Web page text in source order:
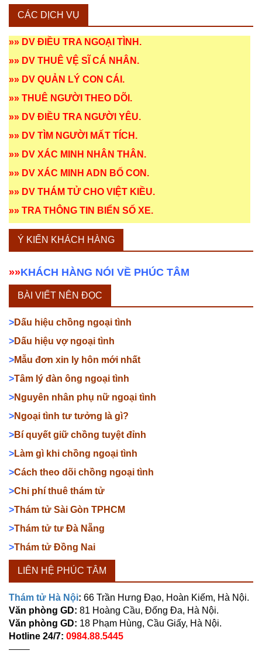
CÁC DỊCH VỤ
»» DV ĐIỀU TRA NGOẠI TÌNH .
»» DV THUÊ VỆ SĨ CÁ NHÂN .
»» DV QUẢN LÝ CON CÁI .
»» THUÊ NGƯỜI THEO DÕI .
»» DV ĐIỀU TRA NGƯỜI YÊU.
»» DV TÌM NGƯỜI MẤT TÍCH .
»» DV XÁC MINH NHÂN THÂN .
»» DV XÁC MINH ADN BỐ CON .
»» DV THÁM TỬ CHO VIỆT KIỀU.
»» TRA THÔNG TIN BIỂN SỐ XE.
Ý KIẾN KHÁCH HÀNG
»»KHÁCH HÀNG NÓI VỀ PHÚC TÂM
BÀI VIẾT NÊN ĐỌC
>Dấu hiệu chồng ngoại tình
>Dấu hiệu vợ ngoại tình
>Mẫu đơn xin ly hôn mới nhất
>Tâm lý đàn ông ngoại tình
>Nguyên nhân phụ nữ ngoại tình
>Ngoại tình tư tưởng là gì?
>Bí quyết giữ chồng tuyệt đỉnh
>Làm gì khi chồng ngoại tình
>Cách theo dõi chồng ngoại tình
>Chi phí thuê thám tử
>Thám tử Sài Gòn TPHCM
>Thám tử tư Đà Nẵng
>Thám tử Đồng Nai
LIÊN HỆ PHÚC TÂM
Thám tử Hà Nội: 66 Trần Hưng Đạo, Hoàn Kiếm, Hà Nội.
Văn phòng GD: 81 Hoàng Cầu, Đống Đa, Hà Nội.
Văn phòng GD: 18 Phạm Hùng, Cầu Giấy, Hà Nội.
Hotline 24/7: 0984.88.5445
——–